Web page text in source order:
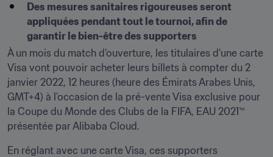
Des mesures sanitaires rigoureuses seront
appliquées pendant tout le tournoi, afin de
garantir le bien-être des supporters
À un mois du match d’ouverture, les titulaires d'une carte
Visa vont pouvoir acheter leurs billets à compter du 2
janvier 2022, 12 heures (heure des Émirats Arabes Unis,
GMT+4) à l’occasion de la pré-vente Visa exclusive pour
la Coupe du Monde des Clubs de la FIFA, EAU 2021™
présentée par Alibaba Cloud.
En réglant avec une carte Visa, ces supporters